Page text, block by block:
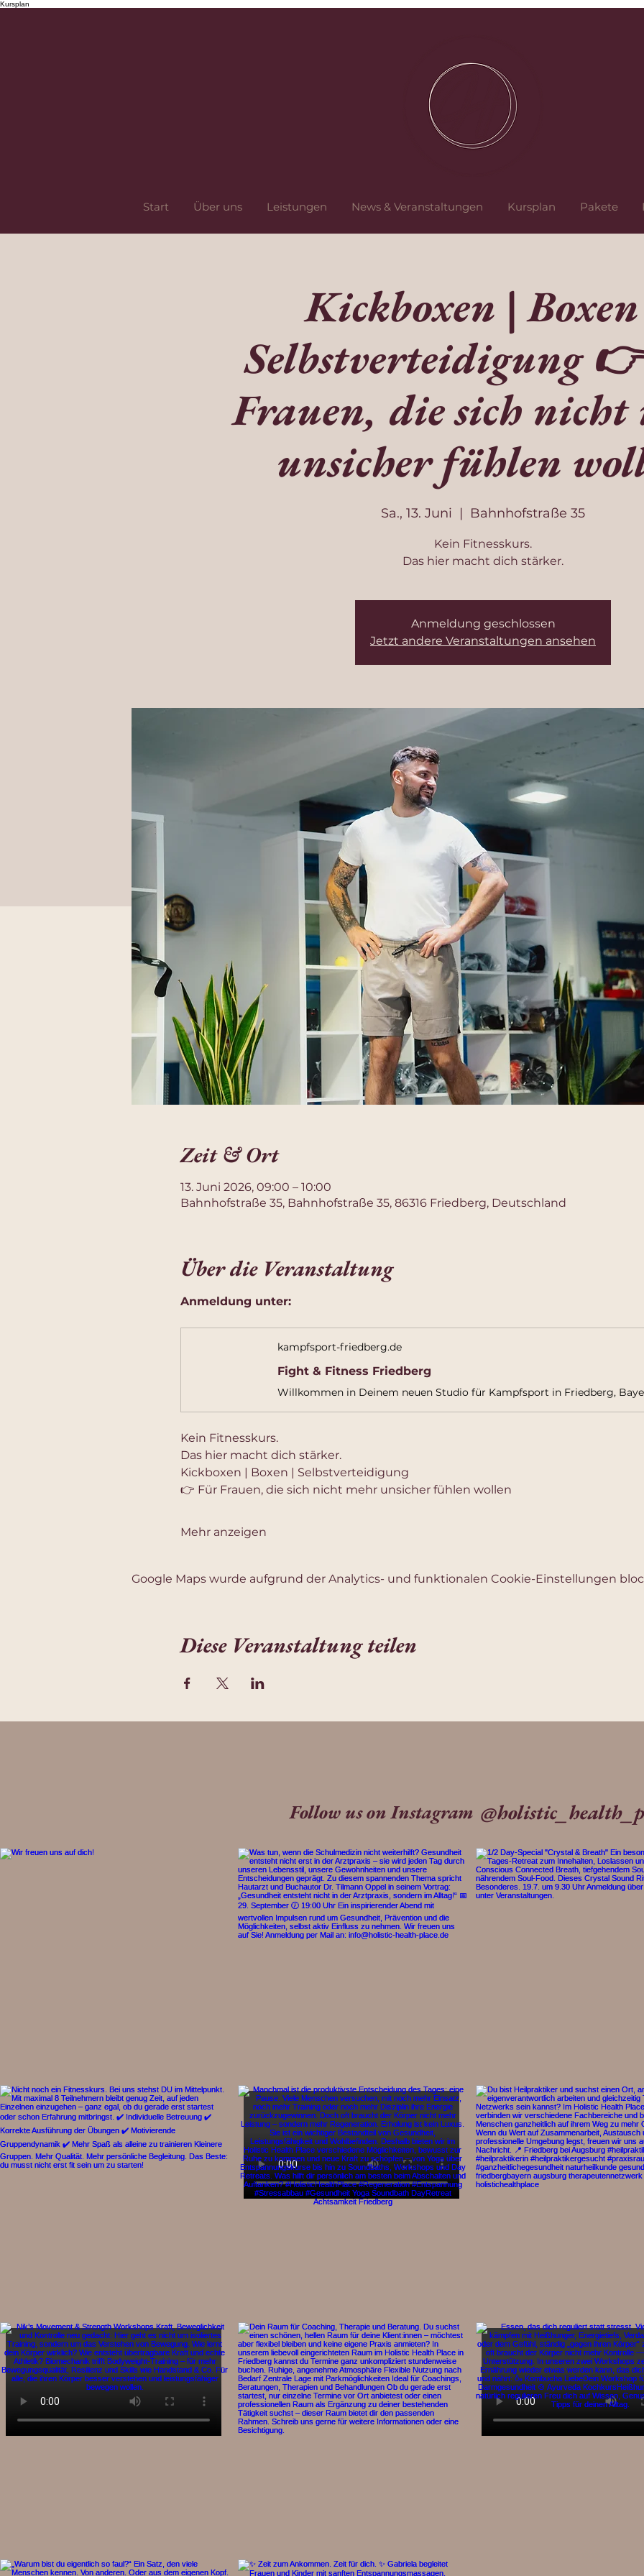
Kursplan
Start Über uns Leistungen News & Veranstaltungen Kursplan Pakete
Kickboxen |
Selbstverteidigung
Frauen, die sich nicht
unsicher fühlen
Sa., 13. Juni
  |
Bahnhofstraße 35
Kein Fitnesskurs.
Das hier macht dich stärker.
Anmeldung geschlossen
Jetzt andere Veranstaltungen ansehen
Zeit & Ort
13. Juni 2026, 09:00 – 10:00
Bahnhofstraße 35, Bahnhofstraße 35, 86316 Friedberg, Deutschland
Über die Veranstaltung
Anmeldung unter:
kampfsport-friedberg.de
Fight & Fitness Friedberg
Kein Fitnesskurs.
Das hier macht dich stärker.
Kickboxen | Boxen | Selbstverteidigung
👉 Für Frauen, die sich nicht mehr unsicher fühlen wollen
Mehr anzeigen
Google Maps wurde aufgrund der Analytics- und funktionalen Cookie-Einstellungen
Diese Veranstaltung teilen
Follow us on Instagram